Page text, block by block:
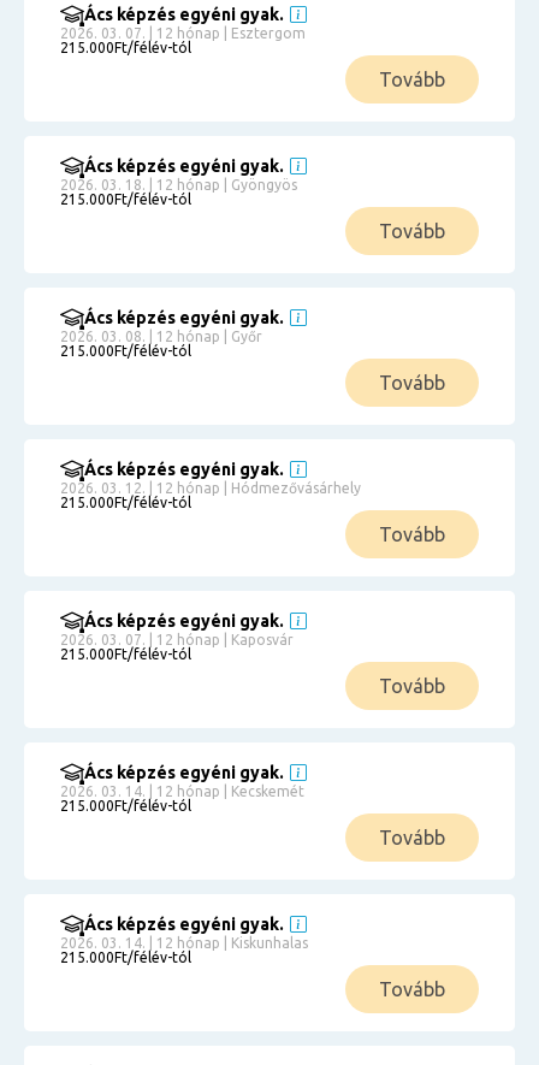
Ács képzés egyéni gyak.
2026. 03. 07. | 12 hónap | Esztergom
215.000Ft/félév-tól
Tovább
Ács képzés egyéni gyak.
2026. 03. 18. | 12 hónap | Gyöngyös
215.000Ft/félév-tól
Tovább
Ács képzés egyéni gyak.
2026. 03. 08. | 12 hónap | Győr
215.000Ft/félév-tól
Tovább
Ács képzés egyéni gyak.
2026. 03. 12. | 12 hónap | Hódmezővásárhely
215.000Ft/félév-tól
Tovább
Ács képzés egyéni gyak.
2026. 03. 07. | 12 hónap | Kaposvár
215.000Ft/félév-tól
Tovább
Ács képzés egyéni gyak.
2026. 03. 14. | 12 hónap | Kecskemét
215.000Ft/félév-tól
Tovább
Ács képzés egyéni gyak.
2026. 03. 14. | 12 hónap | Kiskunhalas
215.000Ft/félév-tól
Tovább